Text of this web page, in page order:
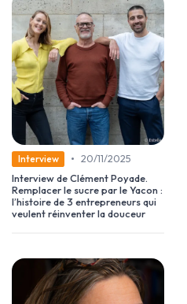
Interview • 20/11/2025
Interview de Clément Poyade.
Remplacer le sucre par le Yacon :
l’histoire de 3 entrepreneurs qui
veulent réinventer la douceur